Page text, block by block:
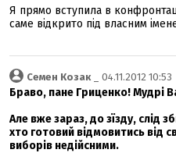
Я прямо вступила в
саме відкрито під власним
Семен Козак_ 04.11.2012 10:53
Браво, пане Гриценко! Мудрі
Але вже зараз, до зїзду, слід
хто готовий відмовитись від
виборів недійсними.